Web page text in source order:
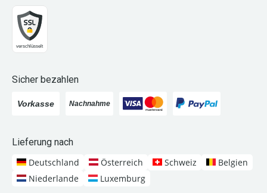
Sicher bezahlen
Lieferung nach
Deutschland
Österreich Schweiz
Belgien
Niederlande
Luxemburg